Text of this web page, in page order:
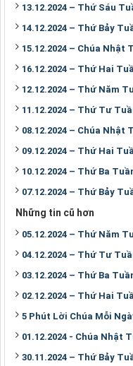
13.12.2024 – Thứ Sáu
14.12.2024 – Thứ Bảy
15.12.2024 – Chúa Nhật
16.12.2024 – Thứ Hai
12.12.2024 – Thứ Năm
11.12.2024 – Thứ Tư
08.12.2024 – Chúa Nhật
09.12.2024 – Thứ Hai
10.12.2024 – Thứ Ba
07.12.2024 – Thứ Bảy
Những tin cũ hơn
05.12.2024 – Thứ Năm
04.12.2024 – Thứ Tư
03.12.2024 – Thứ Ba
02.12.2024 – Thứ Hai
5 Phút Lời Chúa Mỗi
01.12.2024 - Chúa Nhật
30.11.2024 – Thứ Bảy